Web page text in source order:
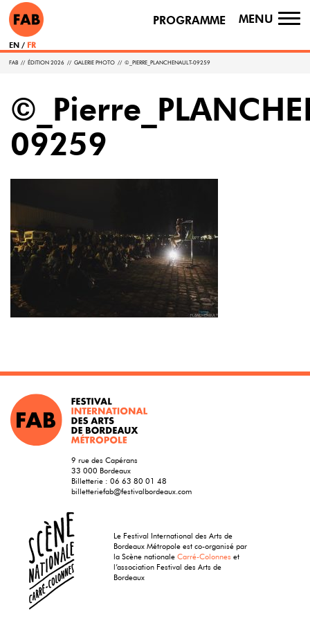
PROGRAMME MENU
EN FR
FAB // ÉDITION 2026 // GALERIE PHOTO // ©_PIERRE_PLANCHENAULT-09259
09259
9 rue des Capérans
33 000 Bordeaux
Billetterie : 06 63 80 01 48
billetteriefab@festivalbordeaux.com
Le Festival International des Arts de
Bordeaux Métropole est co-organisé par
la Scène nationaleCarré-Colonnes et
l’association Festival des Arts de
Bordeaux